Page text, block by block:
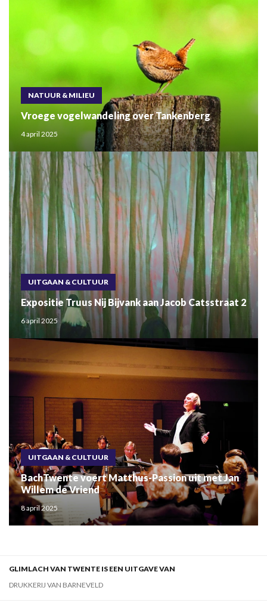
NATUUR & MILIEU
Vroege vogelwandeling over Tankenberg
4 april 2025
UITGAAN & CULTUUR
Expositie Truus Nij Bijvank aan Jacob Catsstraat 2
6 april 2025
UITGAAN & CULTUUR
BachTwente voert Matthus-Passion uit met Jan
Willem de Vriend
8 april 2025
GLIMLACH VAN TWENTE IS EEN UITGAVE VAN
DRUKKERIJ VAN BARNEVELD